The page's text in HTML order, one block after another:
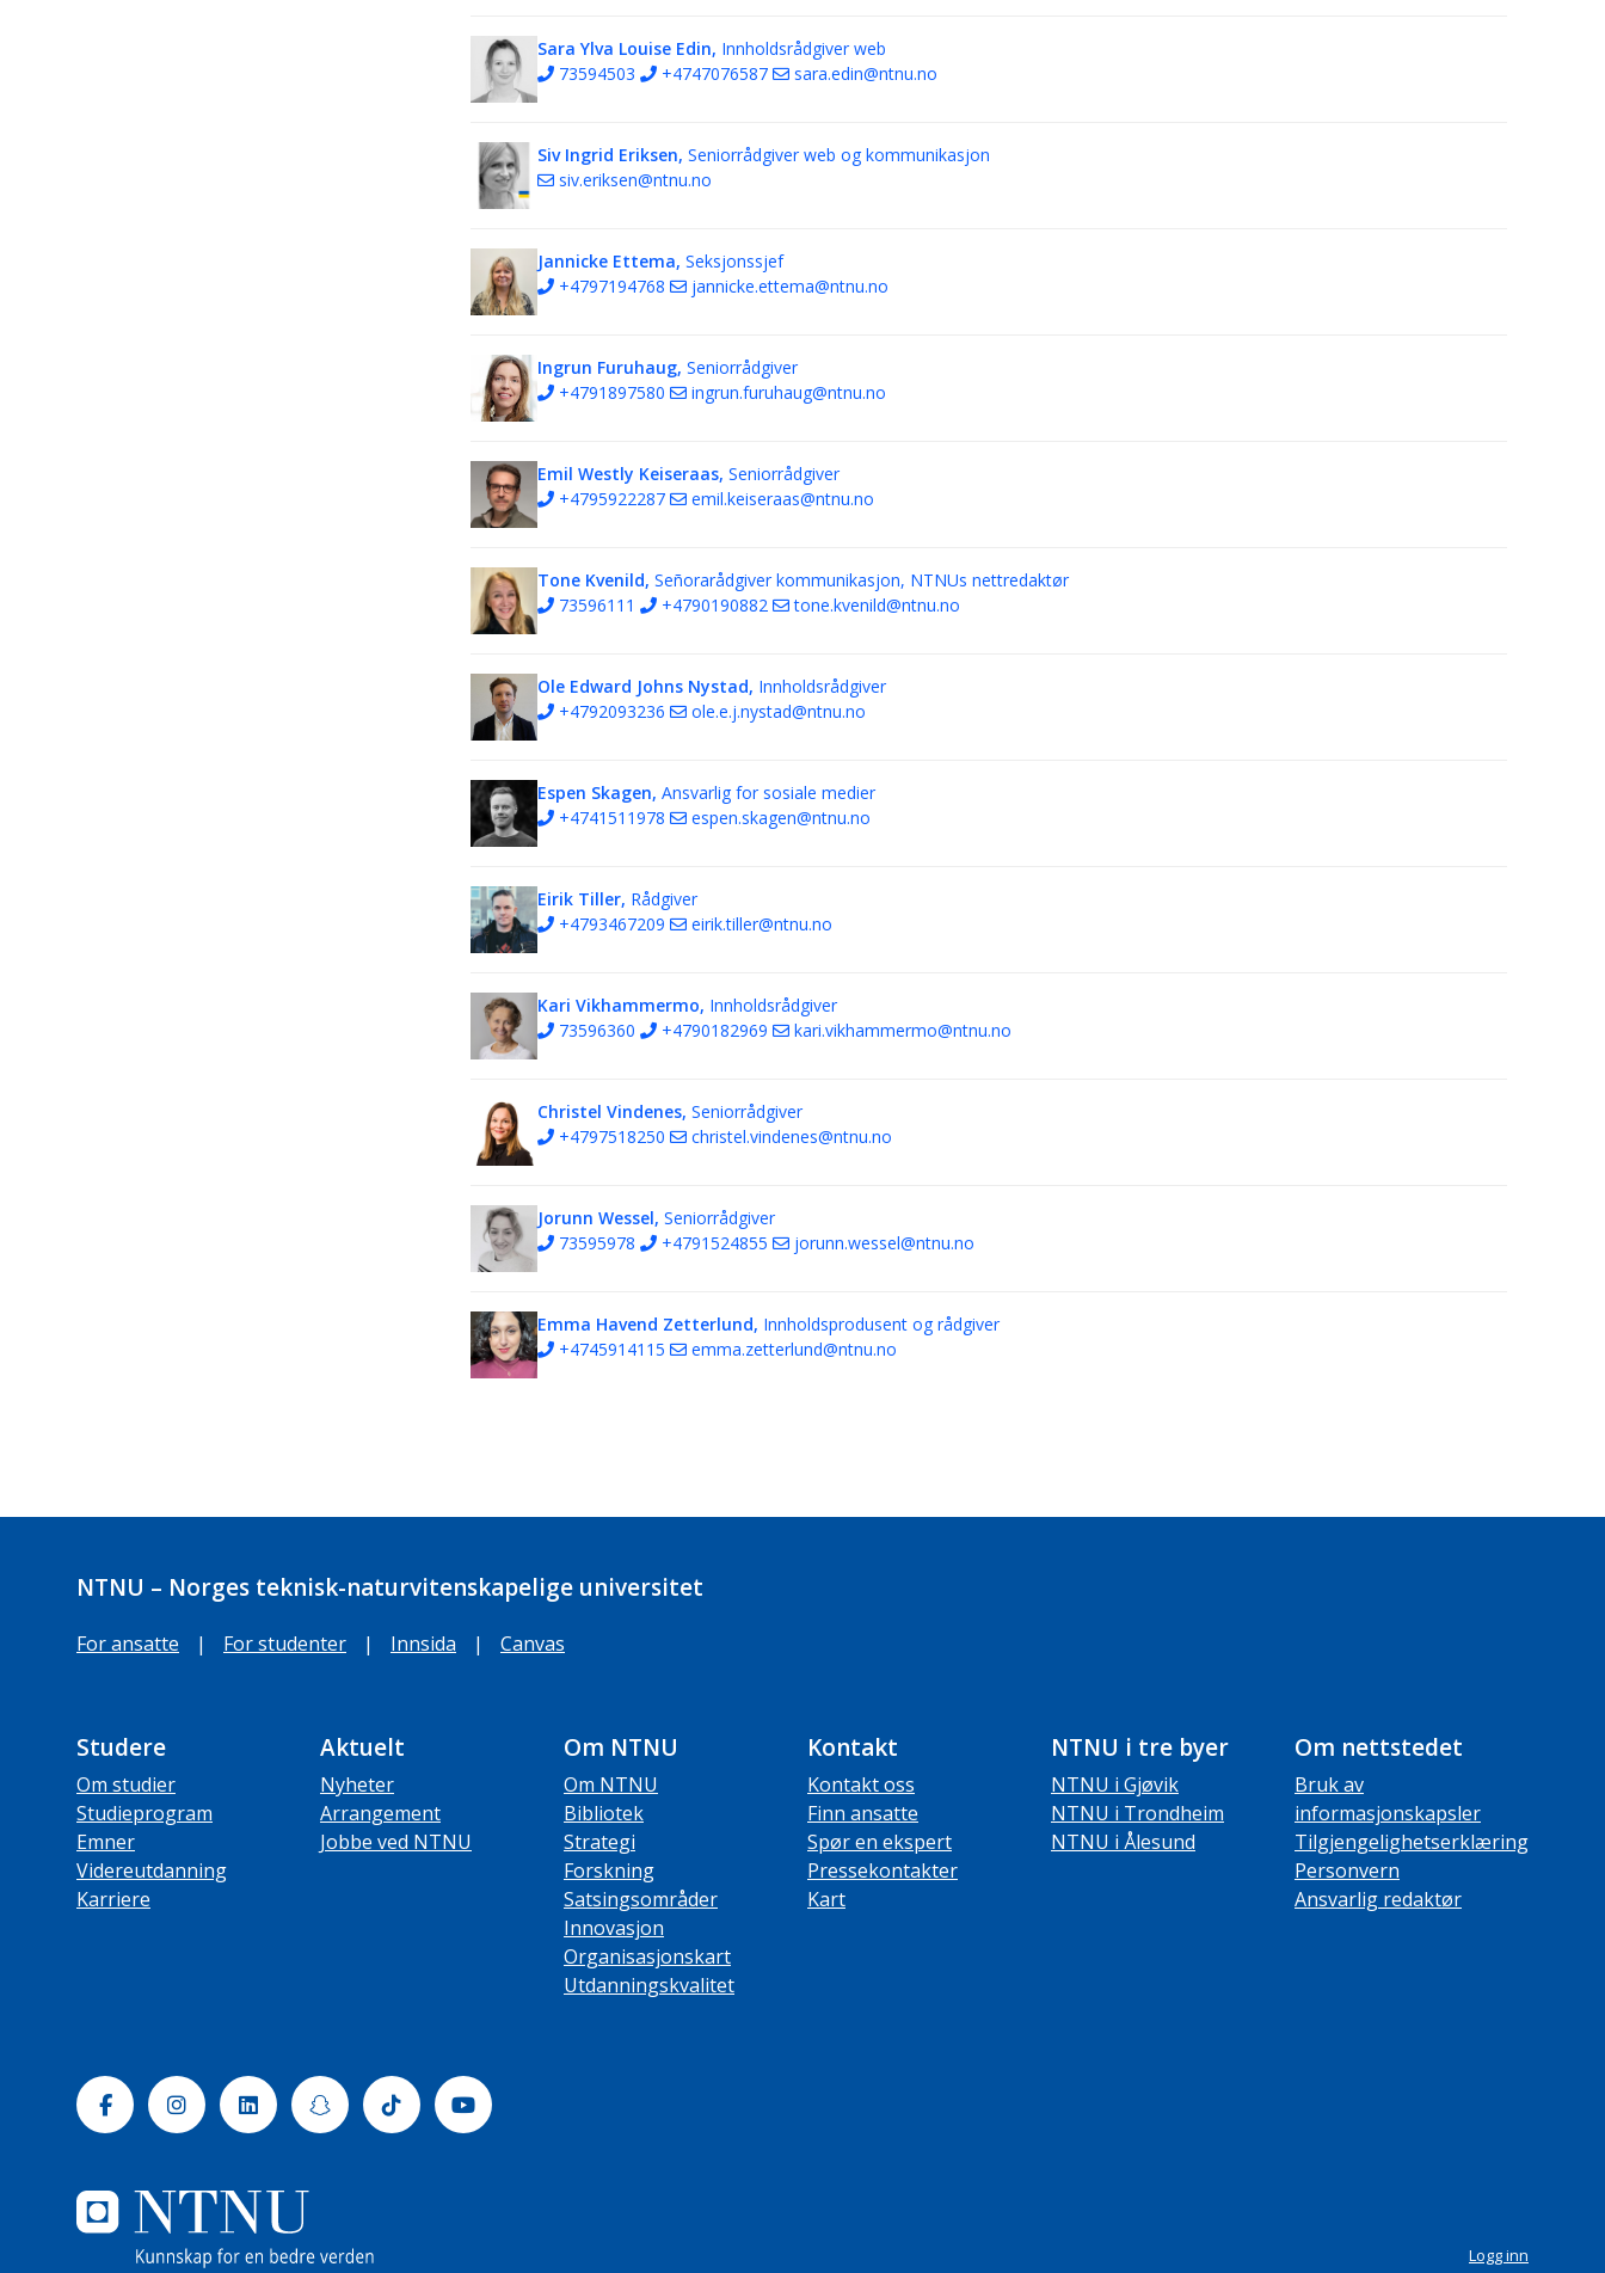
Sara Ylva Louise Edin, Innholdsrådgiver web
73594503
+4747076587 sara.edin@ntnu.no
Siv Ingrid Eriksen, Seniorrådgiver web og kommunikasjon
siv.eriksen@ntnu.no
Jannicke Ettema, Seksjonssjef
+4797194768
jannicke.ettema@ntnu.no
Ingrun Furuhaug, Seniorrådgiver
+4791897580
ingrun.furuhaug@ntnu.no
Emil Westly Keiseraas, Seniorrådgiver
+4795922287
emil.keiseraas@ntnu.no
Tone Kvenild, Señorarådgiver kommunikasjon, NTNUs nettredaktør
73596111
+4790190882 tone.kvenild@ntnu.no
Ole Edward Johns Nystad, Innholdsrådgiver
+4792093236
ole.e.j.nystad@ntnu.no
Espen Skagen, Ansvarlig for sosiale medier
+4741511978
espen.skagen@ntnu.no
Eirik Tiller, Rådgiver
+4793467209
eirik.tiller@ntnu.no
Kari Vikhammermo, Innholdsrådgiver
73596360
+4790182969 kari.vikhammermo@ntnu.no
Christel Vindenes, Seniorrådgiver
+4797518250
christel.vindenes@ntnu.no
Jorunn Wessel, Seniorrådgiver
73595978
+4791524855 jorunn.wessel@ntnu.no
Emma Havend Zetterlund, Innholdsprodusent og rådgiver
+4745914115
emma.zetterlund@ntnu.no
NTNU – Norges teknisk-naturvitenskapelige universitet
For ansatte | For studenter | Innsida | Canvas
Studere
Om studier
Studieprogram
Emner
Videreutdanning
Karriere
Aktuelt
Nyheter
Arrangement
Jobbe ved NTNU
Om NTNU
Om NTNU
Bibliotek
Strategi
Forskning
Satsingsområder
Innovasjon
Organisasjonskart
Utdanningskvalitet
Kontakt
Kontakt oss
Finn ansatte
Spør en ekspert
Pressekontakter
Kart
NTNU i tre byer
NTNU i Gjøvik
NTNU i Trondheim
NTNU i Ålesund
Om nettstedet
Bruk av
informasjonskapsler
Tilgjengelighetserklæring
Personvern
Ansvarlig redaktør
FacebookInstagramLinkedinSnapchatTiktok Youtube
Logg inn